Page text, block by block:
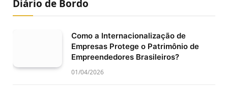
Diário de Bordo
Como a Internacionalização de
Empresas Protege o Patrimônio de
Empreendedores Brasileiros?
01/04/2026